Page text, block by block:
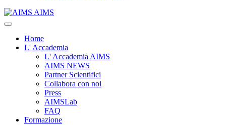
AIMS
Home
L' Accademia
L' Accademia AIMS
AIMS NEWS
Partner Scientifici
Collabora con noi
Press
AIMSLab
FAQ
Formazione